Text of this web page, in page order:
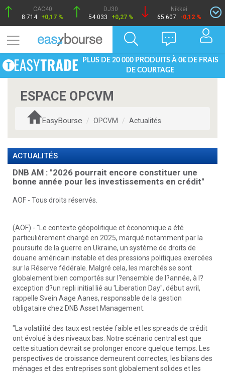
CAC40
8 714 +0,17 %
DJ30
54 033
+0,27 %
Nikkei
65 607
-0,12 %
PLUS DE 20 000 PRODUITS À 0€ DE FRAIS
DE COURTAGE
ESPACE OPCVM
EasyBourse OPCVM Actualités
ACTUALITÉS
DNB AM : "2026 pourrait encore constituer une
bonne année pour les investissements en crédit"
AOF - Tous droits réservés.
(AOF) - "Le contexte géopolitique et économique a été
particulièrement chargé en 2025, marqué notamment par la
poursuite de la guerre en Ukraine, un système de droits de
douane américain instable et des pressions politiques exercées
sur la Réserve fédérale. Malgré cela, les marchés se sont
globalement bien comportés sur l?ensemble de l?année, à l?
exception d?un repli initial lié au 'Liberation Day", début avril,
rappelle Svein Aage Aanes, responsable de la gestion
obligataire chez DNB Asset Management.
"La volatilité des taux est restée faible et les spreads de crédit
ont évolué à des niveaux bas. Notre scénario central est que
cette situation devrait se prolonger encore quelque temps. Les
perspectives de croissance demeurent correctes, les bilans des
ménages et des entreprises sont globalement solides et les